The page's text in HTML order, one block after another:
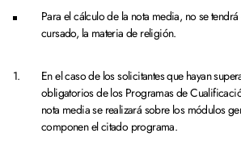
Para el cálculo de la nota media, no se
cursado, la materia de religión.
En el caso de los solicitantes que hayan
obligatorios de los Programas de
nota media se realizará sobre los módulos
componen el citado programa.